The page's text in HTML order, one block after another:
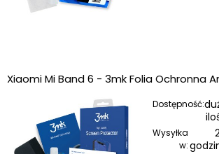
Xiaomi Mi Band 6 - 3mk Folia Ochronna
Dostępność:
Wysyłka
w: